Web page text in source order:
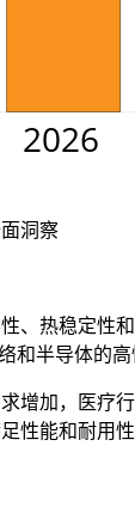
洞察
、热稳定性
和半导体的高
增加，医疗
性能和耐用性